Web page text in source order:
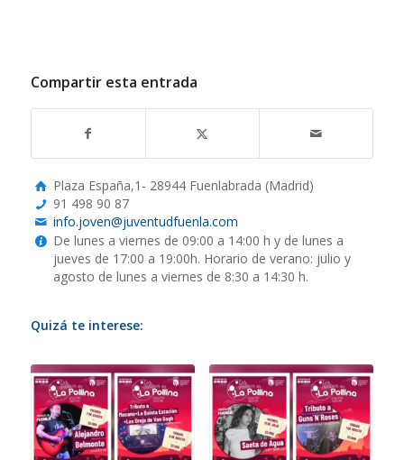
Compartir esta entrada
Plaza España,1- 28944 Fuenlabrada (Madrid)
91 498 90 87
info.joven@juventudfuenla.com
De lunes a viernes de 09:00 a 14:00 h y de lunes a
jueves de 17:00 a 19:00h. Horario de verano: julio y
agosto de lunes a viernes de 8:30 a 14:30 h.
Quizá te interese: